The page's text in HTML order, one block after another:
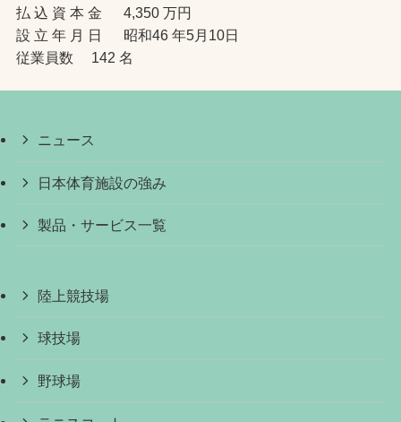
払 込 資 本 金 4,350 万円
設 立 年 月 日 昭和46 年5月10日
従業員数 142 名
ニュース
日本体育施設の強み
製品・サービス一覧
陸上競技場
球技場
野球場